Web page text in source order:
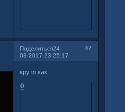
Поделиться 47
24-
03-2017 23:25:17
круто как
0